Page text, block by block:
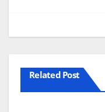
Related Post